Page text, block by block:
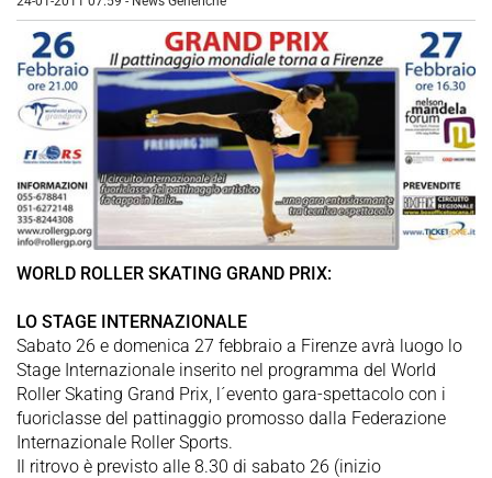
WORLD ROLLER SKATING GRAND PRIX:
LO STAGE INTERNAZIONALE
Sabato 26 e domenica 27 febbraio a Firenze avrà luogo lo
Stage Internazionale inserito nel programma del World
Roller Skating Grand Prix, l´evento gara-spettacolo con i
fuoriclasse del pattinaggio promosso dalla Federazione
Internazionale Roller Sports.
Il ritrovo è previsto alle 8.30 di sabato 26 (inizio